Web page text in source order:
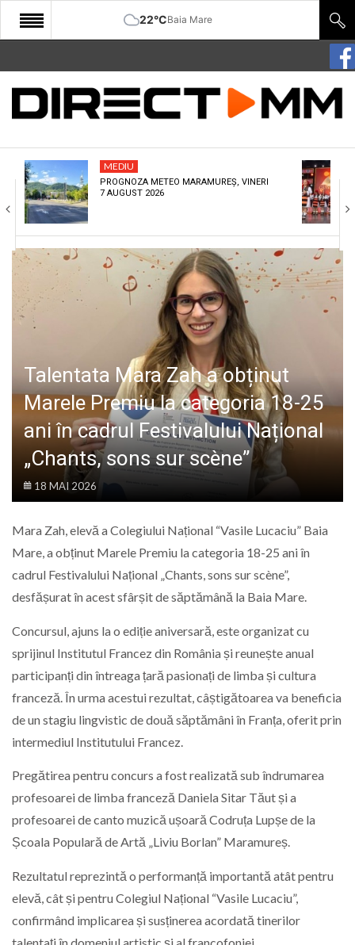
22°CBaia Mare
START
COMUNITATE
CULTURA
ECONOMIE
SANATATE
SPORT
SPECIAL
POLITIC
LIFE
MEDIU
PROGNOZA METEO MARAMUREȘ, VINERI
7 AUGUST 2026
Talentata Mara Zah a obținut
Marele Premiu la categoria 18-25
ani în cadrul Festivalului Național
„Chants, sons sur scène”
18 MAI 2026
Mara Zah, elevă a Colegiului Național “Vasile Lucaciu” Baia
Mare, a obținut Marele Premiu la categoria 18-25 ani în
cadrul Festivalului Național „Chants, sons sur scène”,
desfășurat în acest sfârșit de săptămână la Baia Mare.
Concursul, ajuns la o ediție aniversară, este organizat cu
sprijinul Institutul Francez din România și reunește anual
participanți din întreaga țară pasionați de limba și cultura
franceză. În urma acestui rezultat, câștigătoarea va beneficia
de un stagiu lingvistic de două săptămâni în Franța, oferit prin
intermediul Institutului Francez.
Pregătirea pentru concurs a fost realizată sub îndrumarea
profesoarei de limba franceză Daniela Sitar Tăut și a
profesoarei de canto muzică ușoară Codruța Lupșe de la
Școala Populară de Artă „Liviu Borlan” Maramureș.
Rezultatul reprezintă o performanță importantă atât pentru
elevă, cât și pentru Colegiul Național “Vasile Lucaciu”,
confirmând implicarea și susținerea acordată tinerilor
talentați în domeniul artistic și al francofoniei.